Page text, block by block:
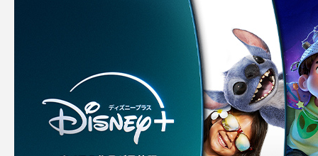
Wicked: For Good（ウィキッド：フォー・グッド）
Words Breathe Life アニャ・テイラー＝ジョイ
アバター:ファイヤー・アンド・アッシュ
アベンジャーズ：ドゥームズデイ アメリカ